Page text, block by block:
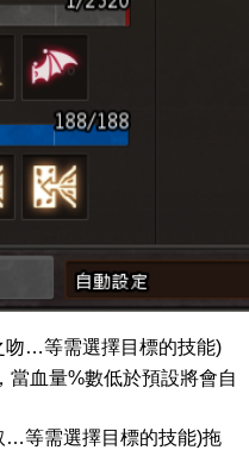
…等需選擇目標的技能)
當血量%數低於預設將會自
…等需選擇目標的技能)拖